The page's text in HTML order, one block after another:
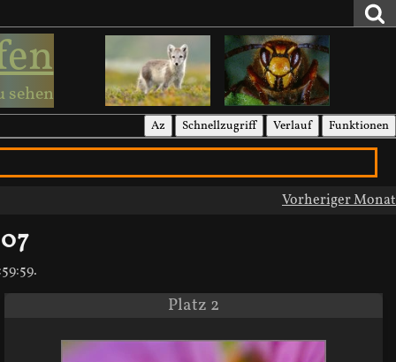
sehen
Az Schnellzugriff Verlauf Funktionen
Vorheriger Monat
Platz 2